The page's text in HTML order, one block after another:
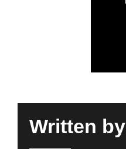
Written by